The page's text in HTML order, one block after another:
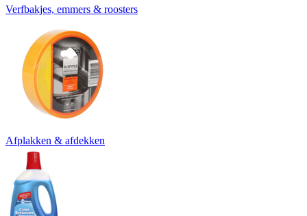
Verfbakjes, emmers & roosters
Afplakken & afdekken